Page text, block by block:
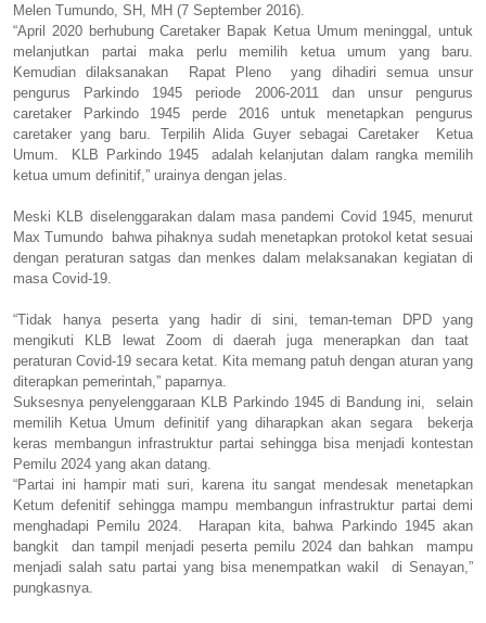
Melen Tumundo, SH, MH (7 September 2016).
“April 2020 berhubung Caretaker Bapak Ketua Umum meninggal, untuk
melanjutkan partai maka perlu memilih ketua umum yang baru.
Kemudian dilaksanakan Rapat Pleno yang dihadiri semua unsur
pengurus Parkindo 1945 periode 2006-2011 dan unsur pengurus
caretaker Parkindo 1945 perde 2016 untuk menetapkan pengurus
caretaker yang baru. Terpilih Alida Guyer sebagai Caretaker Ketua
Umum. KLB Parkindo 1945 adalah kelanjutan dalam rangka memilih
ketua umum definitif,” urainya dengan jelas.
Meski KLB diselenggarakan dalam masa pandemi Covid 1945, menurut
Max Tumundo bahwa pihaknya sudah menetapkan protokol ketat sesuai
dengan peraturan satgas dan menkes dalam melaksanakan kegiatan di
masa Covid-19.
“Tidak hanya peserta yang hadir di sini, teman-teman DPD yang
mengikuti KLB lewat Zoom di daerah juga menerapkan dan taat
peraturan Covid-19 secara ketat. Kita memang patuh dengan aturan yang
diterapkan pemerintah,” paparnya.
Suksesnya penyelenggaraan KLB Parkindo 1945 di Bandung ini, selain
memilih Ketua Umum definitif yang diharapkan akan segara bekerja
keras membangun infrastruktur partai sehingga bisa menjadi kontestan
Pemilu 2024 yang akan datang.
“Partai ini hampir mati suri, karena itu sangat mendesak menetapkan
Ketum defenitif sehingga mampu membangun infrastruktur partai demi
menghadapi Pemilu 2024. Harapan kita, bahwa Parkindo 1945 akan
bangkit dan tampil menjadi peserta pemilu 2024 dan bahkan mampu
menjadi salah satu partai yang bisa menempatkan wakil di Senayan,”
pungkasnya.